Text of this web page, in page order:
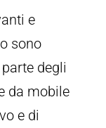
e
sono
degli
da mobile
e di